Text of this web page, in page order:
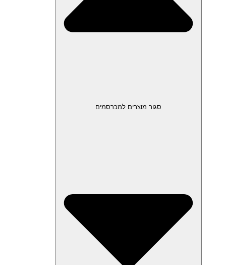
סגור מוצרים למכרסמים